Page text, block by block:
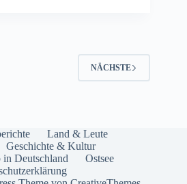
NÄCHSTE
Land & Leute
Geschichte & Kultur
Deutschland
Ostsee